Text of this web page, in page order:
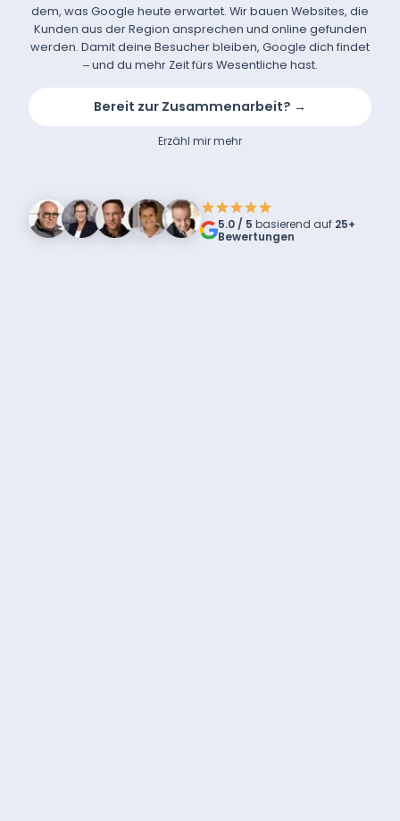
dem, was Google heute erwartet. Wir bauen Websites, die
Kunden aus der Region ansprechen und online gefunden
werden. Damit deine Besucher bleiben, Google dich findet
– und du mehr Zeit fürs Wesentliche hast.
Erzähl mir mehr
Bereit zur Zusammenarbeit? →
5.0 / 5 basierend auf 25+
Bewertungen